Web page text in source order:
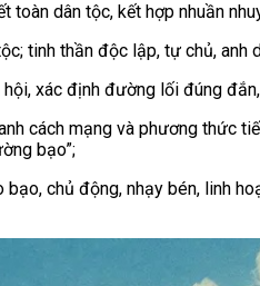
toàn dân tộc, kết hợp nhuần
tinh thần độc lập, tự chủ,
xác định đường lối đúng
cách mạng và phương thức
bạo”;
chủ động, nhạy bén, linh